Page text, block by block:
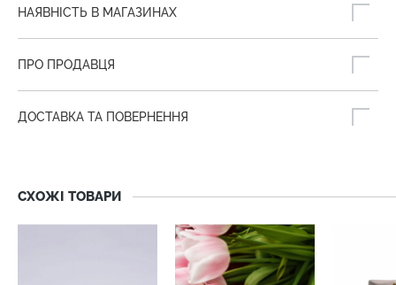
НАЯВНІСТЬ В МАГАЗИНАХ
ПРО ПРОДАВЦЯ
ДОСТАВКА ТА ПОВЕРНЕННЯ
СХОЖІ ТОВАРИ